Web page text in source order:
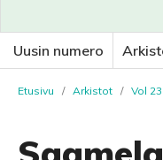
Uusin numero
Etusivu / Arkistot / Vol